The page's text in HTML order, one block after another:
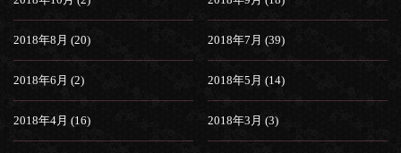
2018年8月 (20) 2018年7月 (39)
2018年6月 (2) 2018年5月 (14)
2018年4月 (16) 2018年3月 (3)